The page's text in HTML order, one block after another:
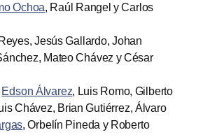
Ochoa, Raúl Rangel y Carlos
Jesús Gallardo, Johan
Mateo Chávez y César
Edson Álvarez, Luis Romo, Gilberto
Chávez, Brian Gutiérrez, Álvaro
, Orbelín Pineda y Roberto